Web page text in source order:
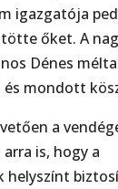
igazgatója
őket. A
Dénes
és mondott
a
is, hogy a
helyszínt